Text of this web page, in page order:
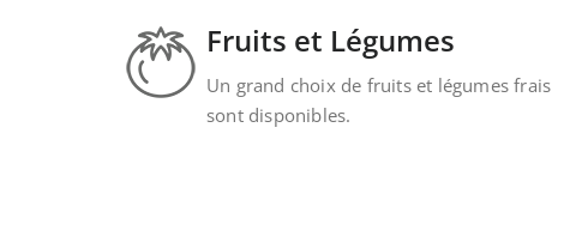
Fruits et Légumes
Un grand choix de fruits et légumes frais
sont disponibles.